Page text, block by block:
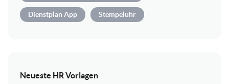
Dienstplan App Stempeluhr
Neueste HR Vorlagen